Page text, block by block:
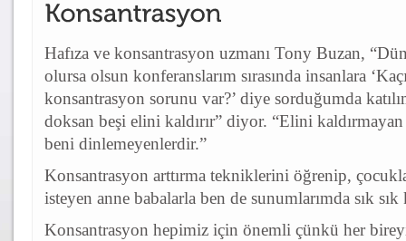
Hafıza ve konsantrasyon uzmanı Tony Buzan,
olursa olsun konferanslarım sırasında insanlara
konsantrasyon sorunu var?’ diye sorduğumda
doksan beşi elini kaldırır” diyor. “Elini
beni dinlemeyenlerdir.”
Konsantrasyon arttırma tekniklerini öğrenip,
isteyen anne babalarla ben de sunumlarımda sık sık
Konsantrasyon hepimiz için önemli çünkü her